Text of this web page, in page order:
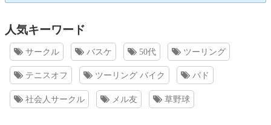
人気キーワード
サークル バスケ 50代 ツーリング
テニスオフ ツーリング バイク バド
社会人サークル メル友 草野球